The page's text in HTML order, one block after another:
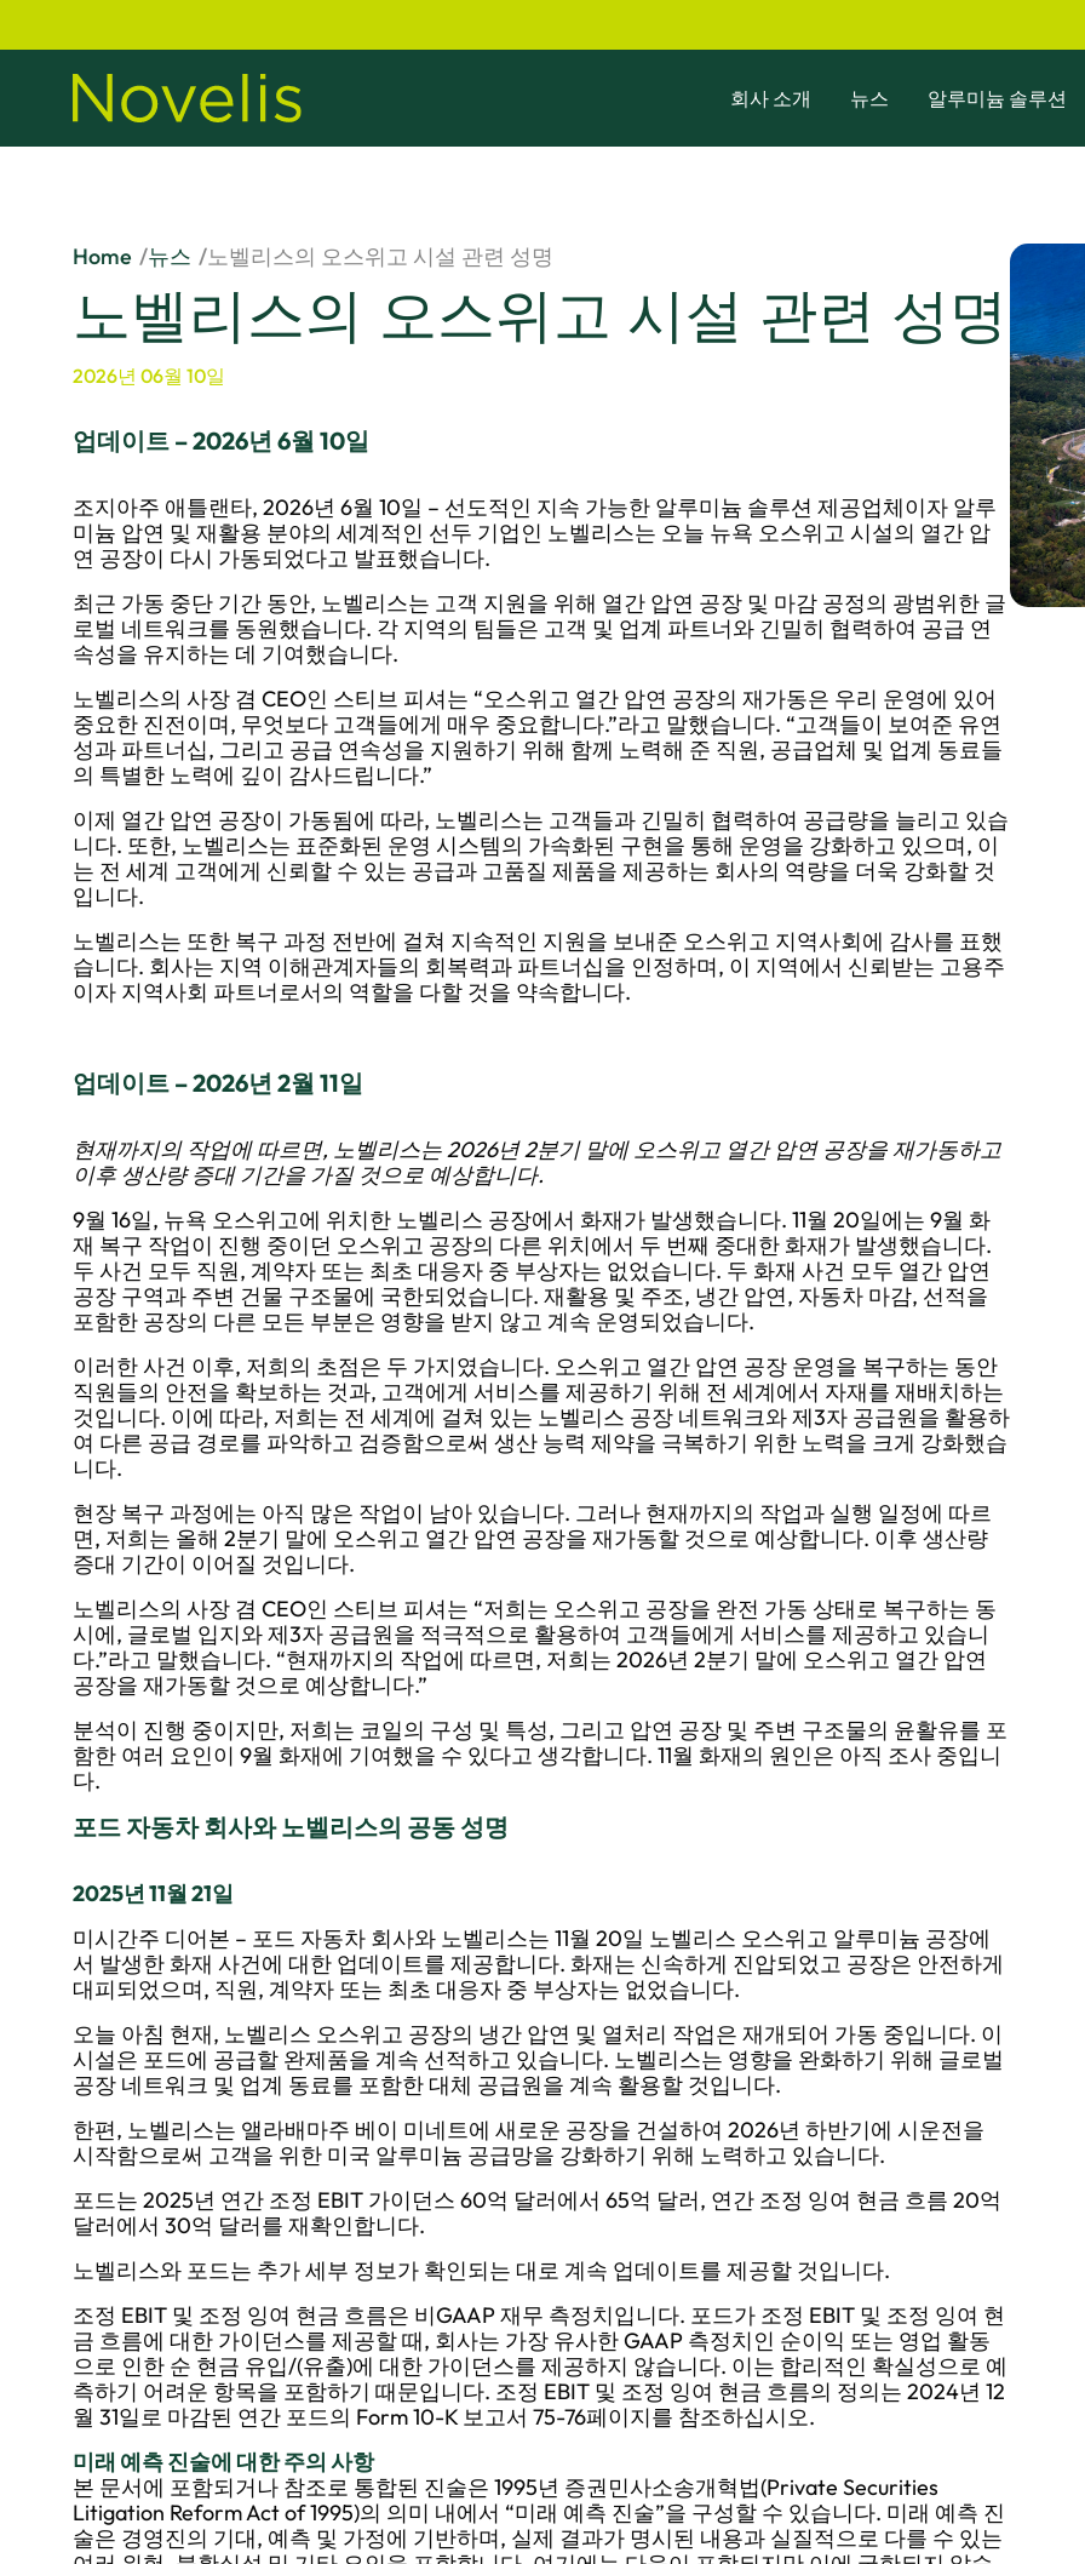
회사 소개 뉴스 알루미늄 솔루션
Home 뉴스 노벨리스의 오스위고 시설 관련 성명
노벨리스의 오스위고 시설 관련 성명
2026년 06월 10일
업데이트 – 2026년 6월 10일
조지아주 애틀랜타, 2026년 6월 10일 – 선도적인 지속 가능한 알루미늄 솔루션 제공업체이자 알루
미늄 압연 및 재활용 분야의 세계적인 선두 기업인 노벨리스는 오늘 뉴욕 오스위고 시설의 열간 압
연 공장이 다시 가동되었다고 발표했습니다.
최근 가동 중단 기간 동안, 노벨리스는 고객 지원을 위해 열간 압연 공장 및 마감 공정의 광범위한 글
로벌 네트워크를 동원했습니다. 각 지역의 팀들은 고객 및 업계 파트너와 긴밀히 협력하여 공급 연
속성을 유지하는 데 기여했습니다.
노벨리스의 사장 겸 CEO인 스티브 피셔는 “오스위고 열간 압연 공장의 재가동은 우리 운영에 있어
중요한 진전이며, 무엇보다 고객들에게 매우 중요합니다.”라고 말했습니다. “고객들이 보여준 유연
성과 파트너십, 그리고 공급 연속성을 지원하기 위해 함께 노력해 준 직원, 공급업체 및 업계 동료들
의 특별한 노력에 깊이 감사드립니다.”
이제 열간 압연 공장이 가동됨에 따라, 노벨리스는 고객들과 긴밀히 협력하여 공급량을 늘리고 있습
니다. 또한, 노벨리스는 표준화된 운영 시스템의 가속화된 구현을 통해 운영을 강화하고 있으며, 이
는 전 세계 고객에게 신뢰할 수 있는 공급과 고품질 제품을 제공하는 회사의 역량을 더욱 강화할 것
입니다.
노벨리스는 또한 복구 과정 전반에 걸쳐 지속적인 지원을 보내준 오스위고 지역사회에 감사를 표했
습니다. 회사는 지역 이해관계자들의 회복력과 파트너십을 인정하며, 이 지역에서 신뢰받는 고용주
이자 지역사회 파트너로서의 역할을 다할 것을 약속합니다.
업데이트 – 2026년 2월 11일
현재까지의 작업에 따르면, 노벨리스는 2026년 2분기 말에 오스위고 열간 압연 공장을 재가동하고
이후 생산량 증대 기간을 가질 것으로 예상합니다.
9월 16일, 뉴욕 오스위고에 위치한 노벨리스 공장에서 화재가 발생했습니다. 11월 20일에는 9월 화
재 복구 작업이 진행 중이던 오스위고 공장의 다른 위치에서 두 번째 중대한 화재가 발생했습니다.
두 사건 모두 직원, 계약자 또는 최초 대응자 중 부상자는 없었습니다. 두 화재 사건 모두 열간 압연
공장 구역과 주변 건물 구조물에 국한되었습니다. 재활용 및 주조, 냉간 압연, 자동차 마감, 선적을
포함한 공장의 다른 모든 부분은 영향을 받지 않고 계속 운영되었습니다.
이러한 사건 이후, 저희의 초점은 두 가지였습니다. 오스위고 열간 압연 공장 운영을 복구하는 동안
직원들의 안전을 확보하는 것과, 고객에게 서비스를 제공하기 위해 전 세계에서 자재를 재배치하는
것입니다. 이에 따라, 저희는 전 세계에 걸쳐 있는 노벨리스 공장 네트워크와 제3자 공급원을 활용하
여 다른 공급 경로를 파악하고 검증함으로써 생산 능력 제약을 극복하기 위한 노력을 크게 강화했습
니다.
현장 복구 과정에는 아직 많은 작업이 남아 있습니다. 그러나 현재까지의 작업과 실행 일정에 따르
면, 저희는 올해 2분기 말에 오스위고 열간 압연 공장을 재가동할 것으로 예상합니다. 이후 생산량
증대 기간이 이어질 것입니다.
노벨리스의 사장 겸 CEO인 스티브 피셔는 “저희는 오스위고 공장을 완전 가동 상태로 복구하는 동
시에, 글로벌 입지와 제3자 공급원을 적극적으로 활용하여 고객들에게 서비스를 제공하고 있습니
다.”라고 말했습니다. “현재까지의 작업에 따르면, 저희는 2026년 2분기 말에 오스위고 열간 압연
공장을 재가동할 것으로 예상합니다.”
분석이 진행 중이지만, 저희는 코일의 구성 및 특성, 그리고 압연 공장 및 주변 구조물의 윤활유를 포
함한 여러 요인이 9월 화재에 기여했을 수 있다고 생각합니다. 11월 화재의 원인은 아직 조사 중입니
다.
포드 자동차 회사와 노벨리스의 공동 성명
2025년 11월 21일
미시간주 디어본 – 포드 자동차 회사와 노벨리스는 11월 20일 노벨리스 오스위고 알루미늄 공장에
서 발생한 화재 사건에 대한 업데이트를 제공합니다. 화재는 신속하게 진압되었고 공장은 안전하게
대피되었으며, 직원, 계약자 또는 최초 대응자 중 부상자는 없었습니다.
오늘 아침 현재, 노벨리스 오스위고 공장의 냉간 압연 및 열처리 작업은 재개되어 가동 중입니다. 이
시설은 포드에 공급할 완제품을 계속 선적하고 있습니다. 노벨리스는 영향을 완화하기 위해 글로벌
공장 네트워크 및 업계 동료를 포함한 대체 공급원을 계속 활용할 것입니다.
한편, 노벨리스는 앨라배마주 베이 미네트에 새로운 공장을 건설하여 2026년 하반기에 시운전을
시작함으로써 고객을 위한 미국 알루미늄 공급망을 강화하기 위해 노력하고 있습니다.
포드는 2025년 연간 조정 EBIT 가이던스 60억 달러에서 65억 달러, 연간 조정 잉여 현금 흐름 20억
달러에서 30억 달러를 재확인합니다.
노벨리스와 포드는 추가 세부 정보가 확인되는 대로 계속 업데이트를 제공할 것입니다.
조정 EBIT 및 조정 잉여 현금 흐름은 비GAAP 재무 측정치입니다. 포드가 조정 EBIT 및 조정 잉여 현
금 흐름에 대한 가이던스를 제공할 때, 회사는 가장 유사한 GAAP 측정치인 순이익 또는 영업 활동
으로 인한 순 현금 유입/(유출)에 대한 가이던스를 제공하지 않습니다. 이는 합리적인 확실성으로 예
측하기 어려운 항목을 포함하기 때문입니다. 조정 EBIT 및 조정 잉여 현금 흐름의 정의는 2024년 12
월 31일로 마감된 연간 포드의 Form 10-K 보고서 75-76페이지를 참조하십시오.
미래 예측 진술에 대한 주의 사항
본 문서에 포함되거나 참조로 통합된 진술은 1995년 증권민사소송개혁법(Private Securities
Litigation Reform Act of 1995)의 의미 내에서 “미래 예측 진술”을 구성할 수 있습니다. 미래 예측 진
술은 경영진의 기대, 예측 및 가정에 기반하며, 실제 결과가 명시된 내용과 실질적으로 다를 수 있는